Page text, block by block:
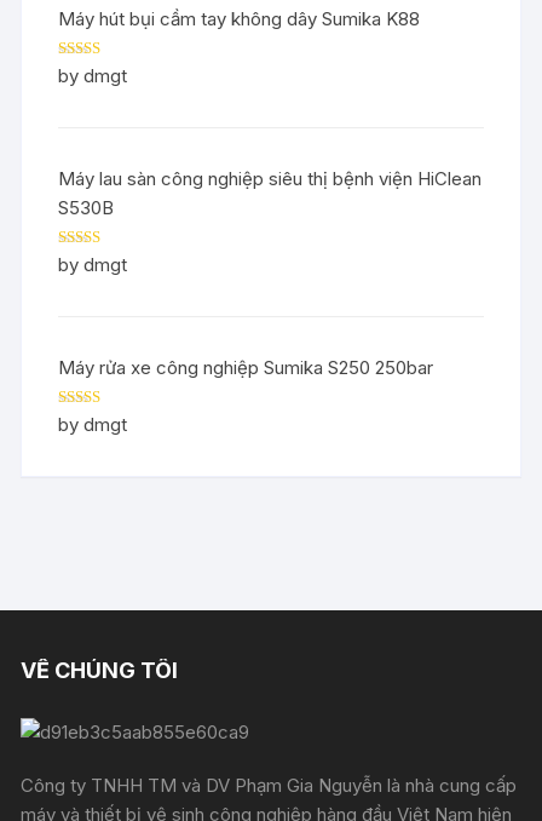
Máy hút bụi cầm tay không dây Sumika K88
Rated5out
of 5
by dmgt
Máy lau sàn công nghiệp siêu thị bệnh viện HiClean
S530B
Rated5out
of 5
by dmgt
Máy rửa xe công nghiệp Sumika S250 250bar
Rated5out
of 5
by dmgt
VỀ CHÚNG TÔI
Công ty TNHH TM và DV Phạm Gia Nguyễn là nhà cung cấp
máy và thiết bị vệ sinh công nghiệp hàng đầu Việt Nam hiện